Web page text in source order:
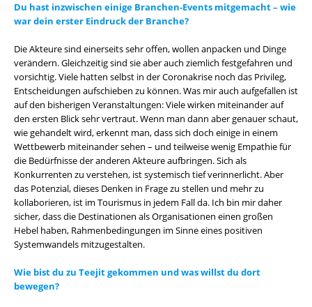
Du hast inzwischen einige Branchen-Events mitgemacht – wie
war dein erster Eindruck der Branche?
Die Akteure sind einerseits sehr offen, wollen anpacken und Dinge
verändern. Gleichzeitig sind sie aber auch ziemlich festgefahren und
vorsichtig. Viele hatten selbst in der Coronakrise noch das Privileg,
Entscheidungen aufschieben zu können. Was mir auch aufgefallen ist
auf den bisherigen Veranstaltungen: Viele wirken miteinander auf
den ersten Blick sehr vertraut. Wenn man dann aber genauer schaut,
wie gehandelt wird, erkennt man, dass sich doch einige in einem
Wettbewerb miteinander sehen – und teilweise wenig Empathie für
die Bedürfnisse der anderen Akteure aufbringen. Sich als
Konkurrenten zu verstehen, ist systemisch tief verinnerlicht. Aber
das Potenzial, dieses Denken in Frage zu stellen und mehr zu
kollaborieren, ist im Tourismus in jedem Fall da. Ich bin mir daher
sicher, dass die Destinationen als Organisationen einen großen
Hebel haben, Rahmenbedingungen im Sinne eines positiven
Systemwandels mitzugestalten.
Wie bist du zu Teejit gekommen und was willst du dort
bewegen?